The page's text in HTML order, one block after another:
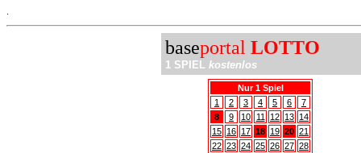
baseportal LOTTO
1 SPIEL kostenlos
Nur 1 Spiel
1
2 3 4 5 6
7
8
9 10 11 12 13 14
15 16 17 18 19 20 21
22 23 24 25 26 27 28